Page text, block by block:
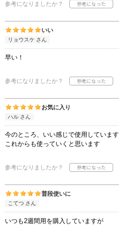
参考になりましたか？
いい
リョウスケ さん
早い！
参考になりましたか？
お気に入り
ハル さん
今のところ、いい感じで使用しています
これからも使っていくと思います
参考になりましたか？
普段使いに
こてつ さん
いつも2週間用を購入していますが